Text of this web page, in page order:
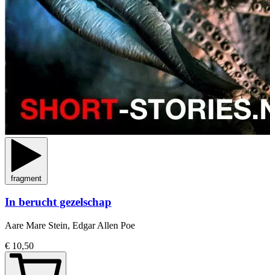
fragment
In berucht gezelschap
Aare Mare Stein, Edgar Allen Poe
€ 10,50